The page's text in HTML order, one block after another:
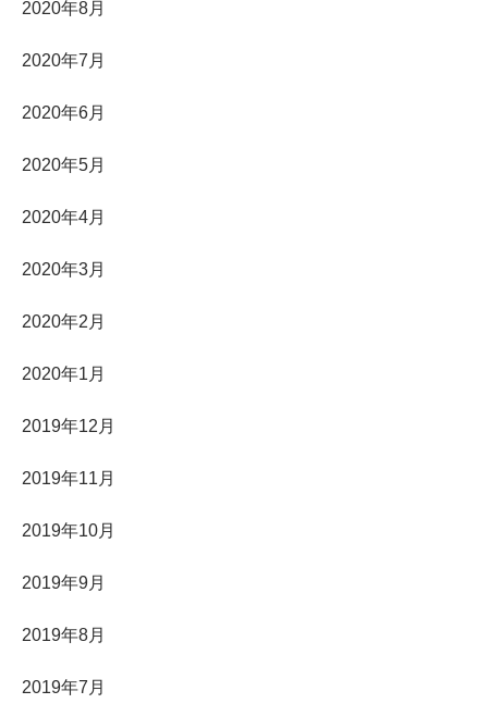
2020年8月
2020年7月
2020年6月
2020年5月
2020年4月
2020年3月
2020年2月
2020年1月
2019年12月
2019年11月
2019年10月
2019年9月
2019年8月
2019年7月